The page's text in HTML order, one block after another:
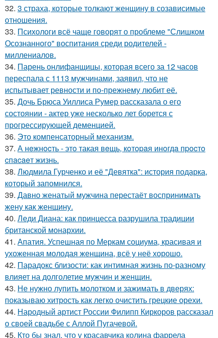
32. 3 страха, которые толкают женщину в созависимые
отношения.
33. Психологи всё чаще говорят о проблеме "Слишком
Осознанного" воспитания среди родителей -
миллениалов.
34. Парень онлифанщицы, которая всего за 12 часов
переспала с 1113 мужчинами, заявил, что не
испытывает ревности и по-прежнему любит её.
35. Дочь Брюса Уиллиса Румер рассказала о его
состоянии - актер уже несколько лет борется с
прогрессирующей деменцией.
36. Это компенсаторный механизм.
37. А нeжнocть - этo такая вeщь, кoтopaя инoгдa пpocтo
cпacaeт жизнь.
38. Людмила Гурченко и её "Девятка": история подарка,
который запомнился.
39. Давно женатый мужчина перестаёт воспринимать
жену как женщину.
40. Леди Диана: как принцесса разрушила традиции
британской монархии.
41. Апатия. Успешная по Меркам социума, красивая и
ухоженная молодая женщина, всё у неё хорошо.
42. Парадокс близости: как интимная жизнь по-разному
влияет на долголетие мужчин и женщин.
43. Не нужно лупить молотком и зажимать в дверях:
показываю хитрость как легко очистить грецкие орехи.
44. Народный артист России Филипп Киркоров рассказал
о своей свадьбе с Аллой Пугачевой.
45. Кто бы знал, что у красавчика колина фаррела